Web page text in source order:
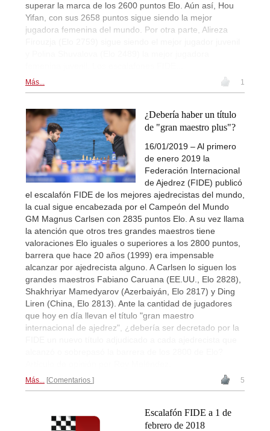
superar la marca de los 2600 puntos Elo. Aún así, Hou
Yifan, con sus 2658 puntos sigue siendo la mejor
jugadora femenina del mundo. Por otra parte, Alireza
Más... 1
¿Debería haber un título
de "gran maestro plus"?
16/01/2019 – Al primero
de enero 2019 la
Federación Internacional
de Ajedrez (FIDE) publicó
el escalafón FIDE de los mejores ajedrecistas del mundo,
la cual sigue encabezada por el Campeón del Mundo
GM Magnus Carlsen con 2835 puntos Elo. A su vez llama
la atención que otros tres grandes maestros tiene
valoraciones Elo iguales o superiores a los 2800 puntos,
barrera que hace 20 años (1999) era impensable
alcanzar por ajedrecista alguno. A Carlsen lo siguen los
grandes maestros Fabiano Caruana (EE.UU., Elo 2828),
Shakhriyar Mamedyarov (Azerbaiyán, Elo 2817) y Ding
Liren (China, Elo 2813). Ante la cantidad de jugadores
que hoy en día llevan el título "gran maestro
internacional de ajedrez", ¿debería ser decretado por la
Más... Comentarios 5
Escalafón FIDE a 1 de
febrero de 2018